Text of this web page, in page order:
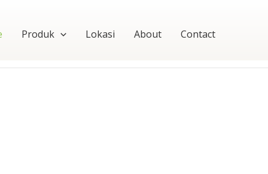
Produk Lokasi About Contact